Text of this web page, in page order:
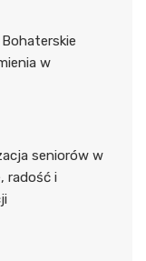
w
seniorów w
radość i